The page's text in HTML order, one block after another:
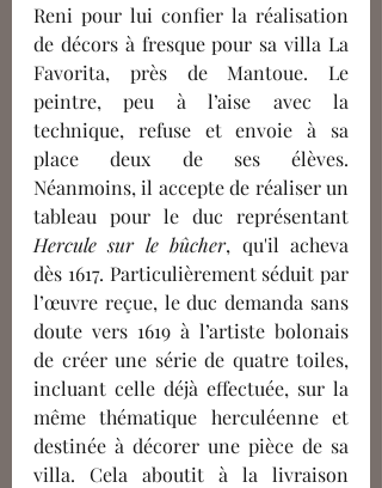
Reni pour lui confier la réalisation
de décors à fresque pour sa villa La
Favorita, près de Mantoue. Le
peintre, peu à l’aise avec la
technique, refuse et envoie à sa
place deux de ses élèves.
Néanmoins, il accepte de réaliser un
Hercule sur le bûcher, qu'il acheva
dès 1617. Particulièrement séduit par
l’œuvre reçue, le duc demanda sans
doute vers 1619 à l’artiste bolonais
de créer une série de quatre toiles,
incluant celle déjà effectuée, sur la
même thématique herculéenne et
destinée à décorer une pièce de sa
villa. Cela aboutit à la livraison